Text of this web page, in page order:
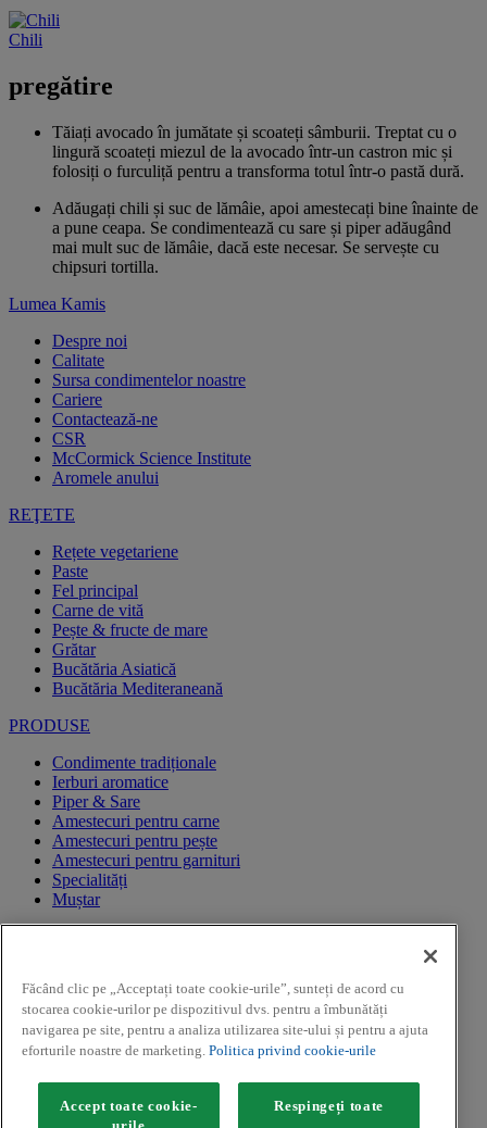
Chili
pregătire
Tăiați avocado în jumătate și scoateți sâmburii. Treptat cu o
lingură scoateți miezul de la avocado într-un castron mic și
folosiți o furculiță pentru a transforma totul într-o pastă dură.
Adăugați chili și suc de lămâie, apoi amestecați bine înainte de
a pune ceapa. Se condimentează cu sare și piper adăugând
mai mult suc de lămâie, dacă este necesar. Se servește cu
chipsuri tortilla.
Lumea Kamis
Despre noi
Calitate
Sursa condimentelor noastre
Cariere
Contactează-ne
CSR
McCormick Science Institute
Aromele anului
REŢETE
Rețete vegetariene
Paste
Fel principal
Carne de vită
Pește & fructe de mare
Grătar
Bucătăria Asiatică
Bucătăria Mediteraneană
PRODUSE
Condimente tradiționale
Ierburi aromatice
Piper & Sare
Amestecuri pentru carne
Amestecuri pentru pește
Amestecuri pentru garnituri
Specialități
Muștar
CAMPANII PROMOTIONALE
Facebook
Youtube
Copyright ©2026 Kamis (McCormick & Company, Inc). Toate
Făcând clic pe „Acceptați toate cookie-urile”, sunteți de acord cu
stocarea cookie-urilor pe dispozitivul dvs. pentru a îmbunătăți
navigarea pe site, pentru a analiza utilizarea site-ului și pentru a ajuta
eforturile noastre de marketing. Politica privind cookie-urile
Accept toate cookie-
Respingeți toate